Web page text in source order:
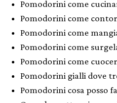
Pomodorini come
Pomodorini come
Pomodorini come
Pomodorini come
Pomodorini come
Pomodorini gialli dove
Pomodorini cosa posso